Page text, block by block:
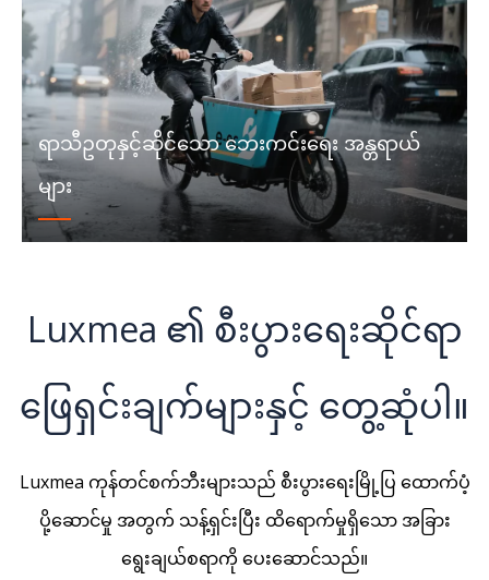
ရာသီဥတုနှင့်ဆိုင်သော ဘေးကင်းရေး အန္တရာယ်
များ
Luxmea ၏ စီးပွားရေးဆိုင်ရာ
ဖြေရှင်းချက်များနှင့် တွေ့ဆုံပါ။
Luxmea ကုန်တင်စက်ဘီးများသည် စီးပွားရေးမြို့ပြ ထောက်ပံ့
ပို့ဆောင်မှု အတွက် သန့်ရှင်းပြီး ထိရောက်မှုရှိသော အခြား
ရွေးချယ်စရာကို ပေးဆောင်သည်။